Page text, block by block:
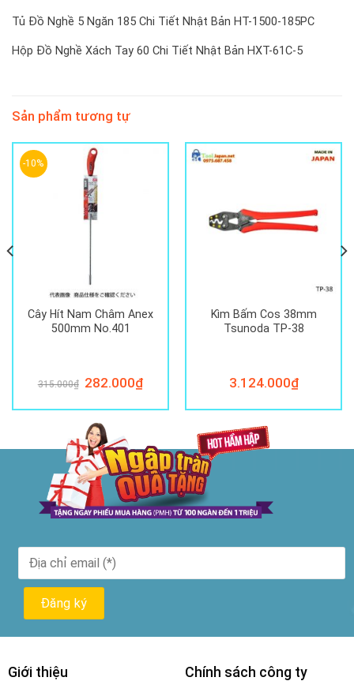
Tủ Đồ Nghề 5 Ngăn 185 Chi Tiết Nhật Bản HT-1500-185PC
Hộp Đồ Nghề Xách Tay 60 Chi Tiết Nhật Bản HXT-61C-5
Sản phẩm tương tự
-10%
Cây Hít Nam Châm Anex
500mm No.401
315.000₫ Giá
315.000₫.
282.000₫Giá
là:
Kìm Bấm Cos 38mm
Tsunoda TP-38
3.124.000₫
Giới thiệu Chính sách công ty